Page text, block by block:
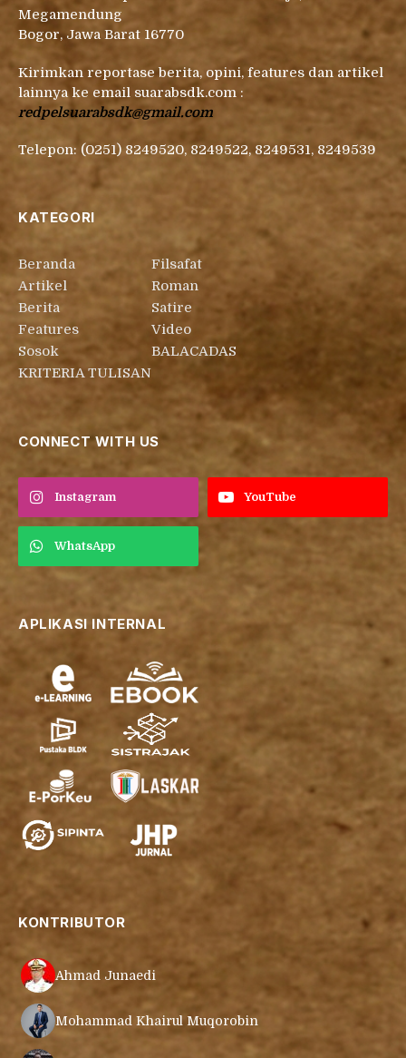
Megamendung
Bogor, Jawa Barat 16770
Kirimkan reportase berita, opini, features dan artikel
lainnya ke email suarabsdk.com :
redpelsuarabsdk@gmail.com
Telepon: (0251) 8249520, 8249522, 8249531, 8249539
KATEGORI
Beranda
Artikel
Berita
Features
Sosok
KRITERIA TULISAN
Filsafat
Roman
Satire
Video
BALACADAS
CONNECT WITH US
Instagram YouTube
WhatsApp
APLIKASI INTERNAL
KONTRIBUTOR
Ahmad Junaedi
Mohammad Khairul Muqorobin